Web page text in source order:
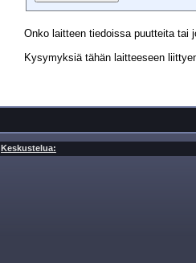
Onko laitteen tiedoissa puutteita tai
Kysymyksiä tähän laitteeseen
Keskustelua: